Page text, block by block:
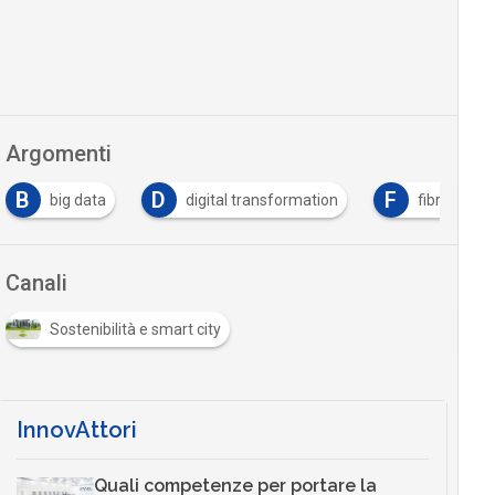
Argomenti
B
big data D digital transformation F fibra ottica
Canali
Sostenibilità e smart city
InnovAttori
Quali competenze per portare la